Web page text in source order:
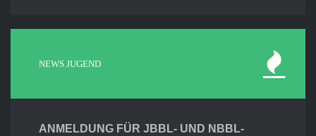
NEWS JUGEND
ANMELDUNG FÜR JBBL- UND NBBL-